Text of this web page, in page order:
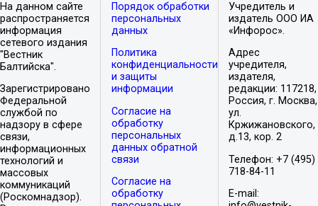
На данном сайте
распространяется
информация
сетевого издания
"Вестник
Балтийска".
Зарегистрировано
Федеральной
службой по
надзору в сфере
связи,
информационных
технологий и
массовых
коммуникаций
(Роскомнадзор).
Порядок обработки
персональных
данных
Политика
конфиденциальности
и защиты
информации
Согласие на
обработку
персональных
данных обратной
связи
Согласие на
обработку
Учредитель и
издатель ООО ИА
«Инфорос».
Адрес
учредителя,
издателя,
редакции: 117218,
Россия, г. Москва,
ул.
Кржижановского,
д.13, кор. 2
Телефон: +7 (495)
718-84-11
E-mail: